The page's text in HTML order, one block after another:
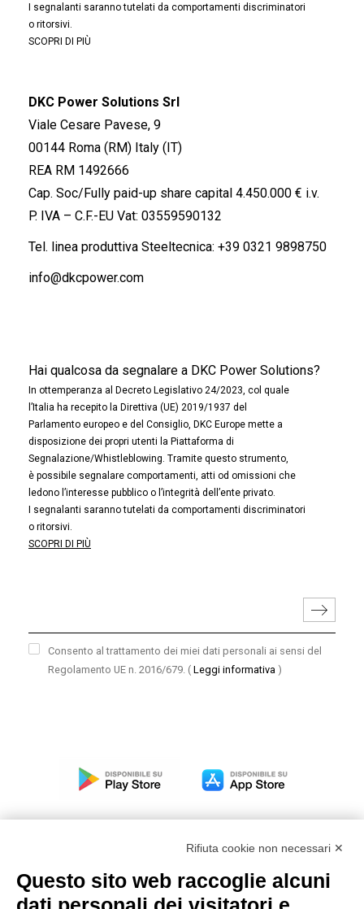
I segnalanti saranno tutelati da comportamenti discriminatori
o ritorsivi.
SCOPRI DI PIÙ
DKC Power Solutions Srl
Viale Cesare Pavese, 9
00144 Roma (RM) Italy (IT)
REA RM 1492666
Cap. Soc/Fully paid-up share capital 4.450.000 € i.v.
P. IVA – C.F.-EU Vat: 03559590132
Tel. linea produttiva Steeltecnica: +39 0321 9898750
info@dkcpower.com
Hai qualcosa da segnalare a DKC Power Solutions?
In ottemperanza al Decreto Legislativo 24/2023, col quale
l’Italia ha recepito la Direttiva (UE) 2019/1937 del
Parlamento europeo e del Consiglio, DKC Europe mette a
disposizione dei propri utenti la Piattaforma di
Segnalazione/Whistleblowing. Tramite questo strumento,
è possibile segnalare comportamenti, atti od omissioni che
ledono l’interesse pubblico o l’integrità dell’ente privato.
I segnalanti saranno tutelati da comportamenti discriminatori
o ritorsivi.
SCOPRI DI PIÙ
Consento al trattamento dei miei dati personali ai sensi del
Regolamento UE n. 2016/679. ( Leggi informativa )
Modello organizzativo, gestione e controllo – D. lgs.
Rifiuta cookie non necessari ✕
Questo sito web raccoglie alcuni